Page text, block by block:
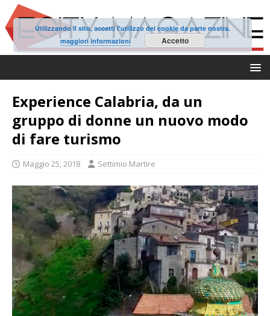
Experience Calabria, da un
gruppo di donne un nuovo modo
di fare turismo
Maggio 25, 2018 Settimio Martire
Utilizzando il sito, accetti l'utilizzo dei cookie da parte nostra.
maggiori informazioni
Accetto